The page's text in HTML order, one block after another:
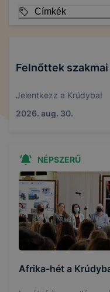
Címkék
Felnőttek
Jelentkezz a Krúdyba!
2026. aug. 30.
NÉPSZERŰ
Afrika-hét a